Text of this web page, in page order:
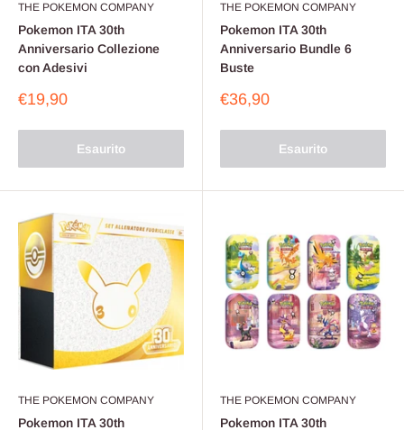
THE POKEMON COMPANY
Pokemon ITA 30th
Anniversario Collezione
con Adesivi
Prezzo
€19,90
Esaurito
THE POKEMON COMPANY
Pokemon ITA 30th
Anniversario Bundle 6
Buste
Prezzo
€36,90
Esaurito
THE POKEMON COMPANY
Pokemon ITA 30th
THE POKEMON COMPANY
Pokemon ITA 30th